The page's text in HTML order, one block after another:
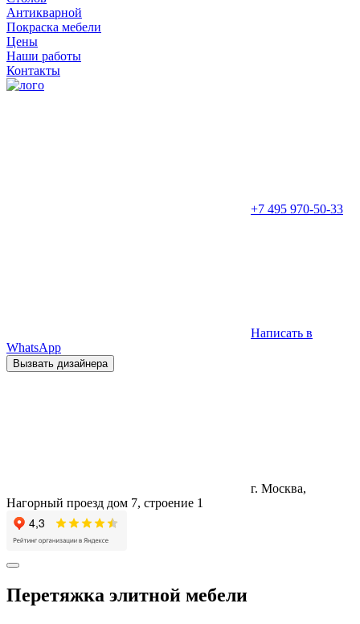
Антикварной
Покраска мебели
Цены
Наши работы
Контакты
+7 495 970-50-33
Написать в
WhatsApp
Вызвать дизайнера
г. Москва,
Нагорный проезд дом 7, строение 1
Перетяжка элитной мебели